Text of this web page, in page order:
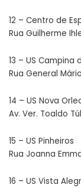
12 – Centro de
Rua Guilherme
13 – US Campina
Rua General
14 – US Nova
Av. Ver. Toaldo
15 – US Pinheiros
Rua Joanna
16 – US Vista